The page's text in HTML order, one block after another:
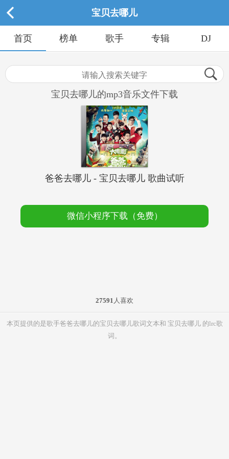
宝贝去哪儿
首页 榜单 歌手 专辑 DJ
宝贝去哪儿的mp3音乐文件下载
爸爸去哪儿 - 宝贝去哪儿 歌曲试听
微信小程序下载（免费）
27591 人喜欢
本页提供的是歌手爸爸去哪儿的宝贝去哪儿歌词文本和 宝贝去哪儿 的lrc歌
词。